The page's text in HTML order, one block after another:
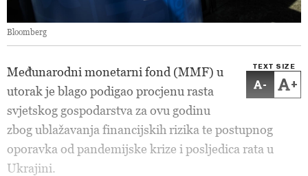
Bloomberg
TEXT SIZE
- +
Međunarodni monetarni fond (MMF) u
utorak je blago podigao procjenu rasta
svjetskog gospodarstva za ovu godinu
zbog ublažavanja financijskih rizika te postupnog
oporavka od pandemijske krize i posljedica rata u
Ukrajini.